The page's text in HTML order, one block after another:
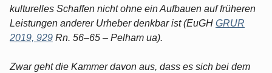
kulturelles Schaffen nicht ohne ein Aufbauen auf früheren
Leistungen anderer Urheber denkbar ist (EuGH GRUR
2019, 929 Rn. 56–65 – Pelham ua).
Zwar geht die Kammer davon aus, dass es sich bei dem